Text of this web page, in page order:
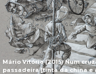
Mário Vitória (2015) Num
passadeira [tinta da china e